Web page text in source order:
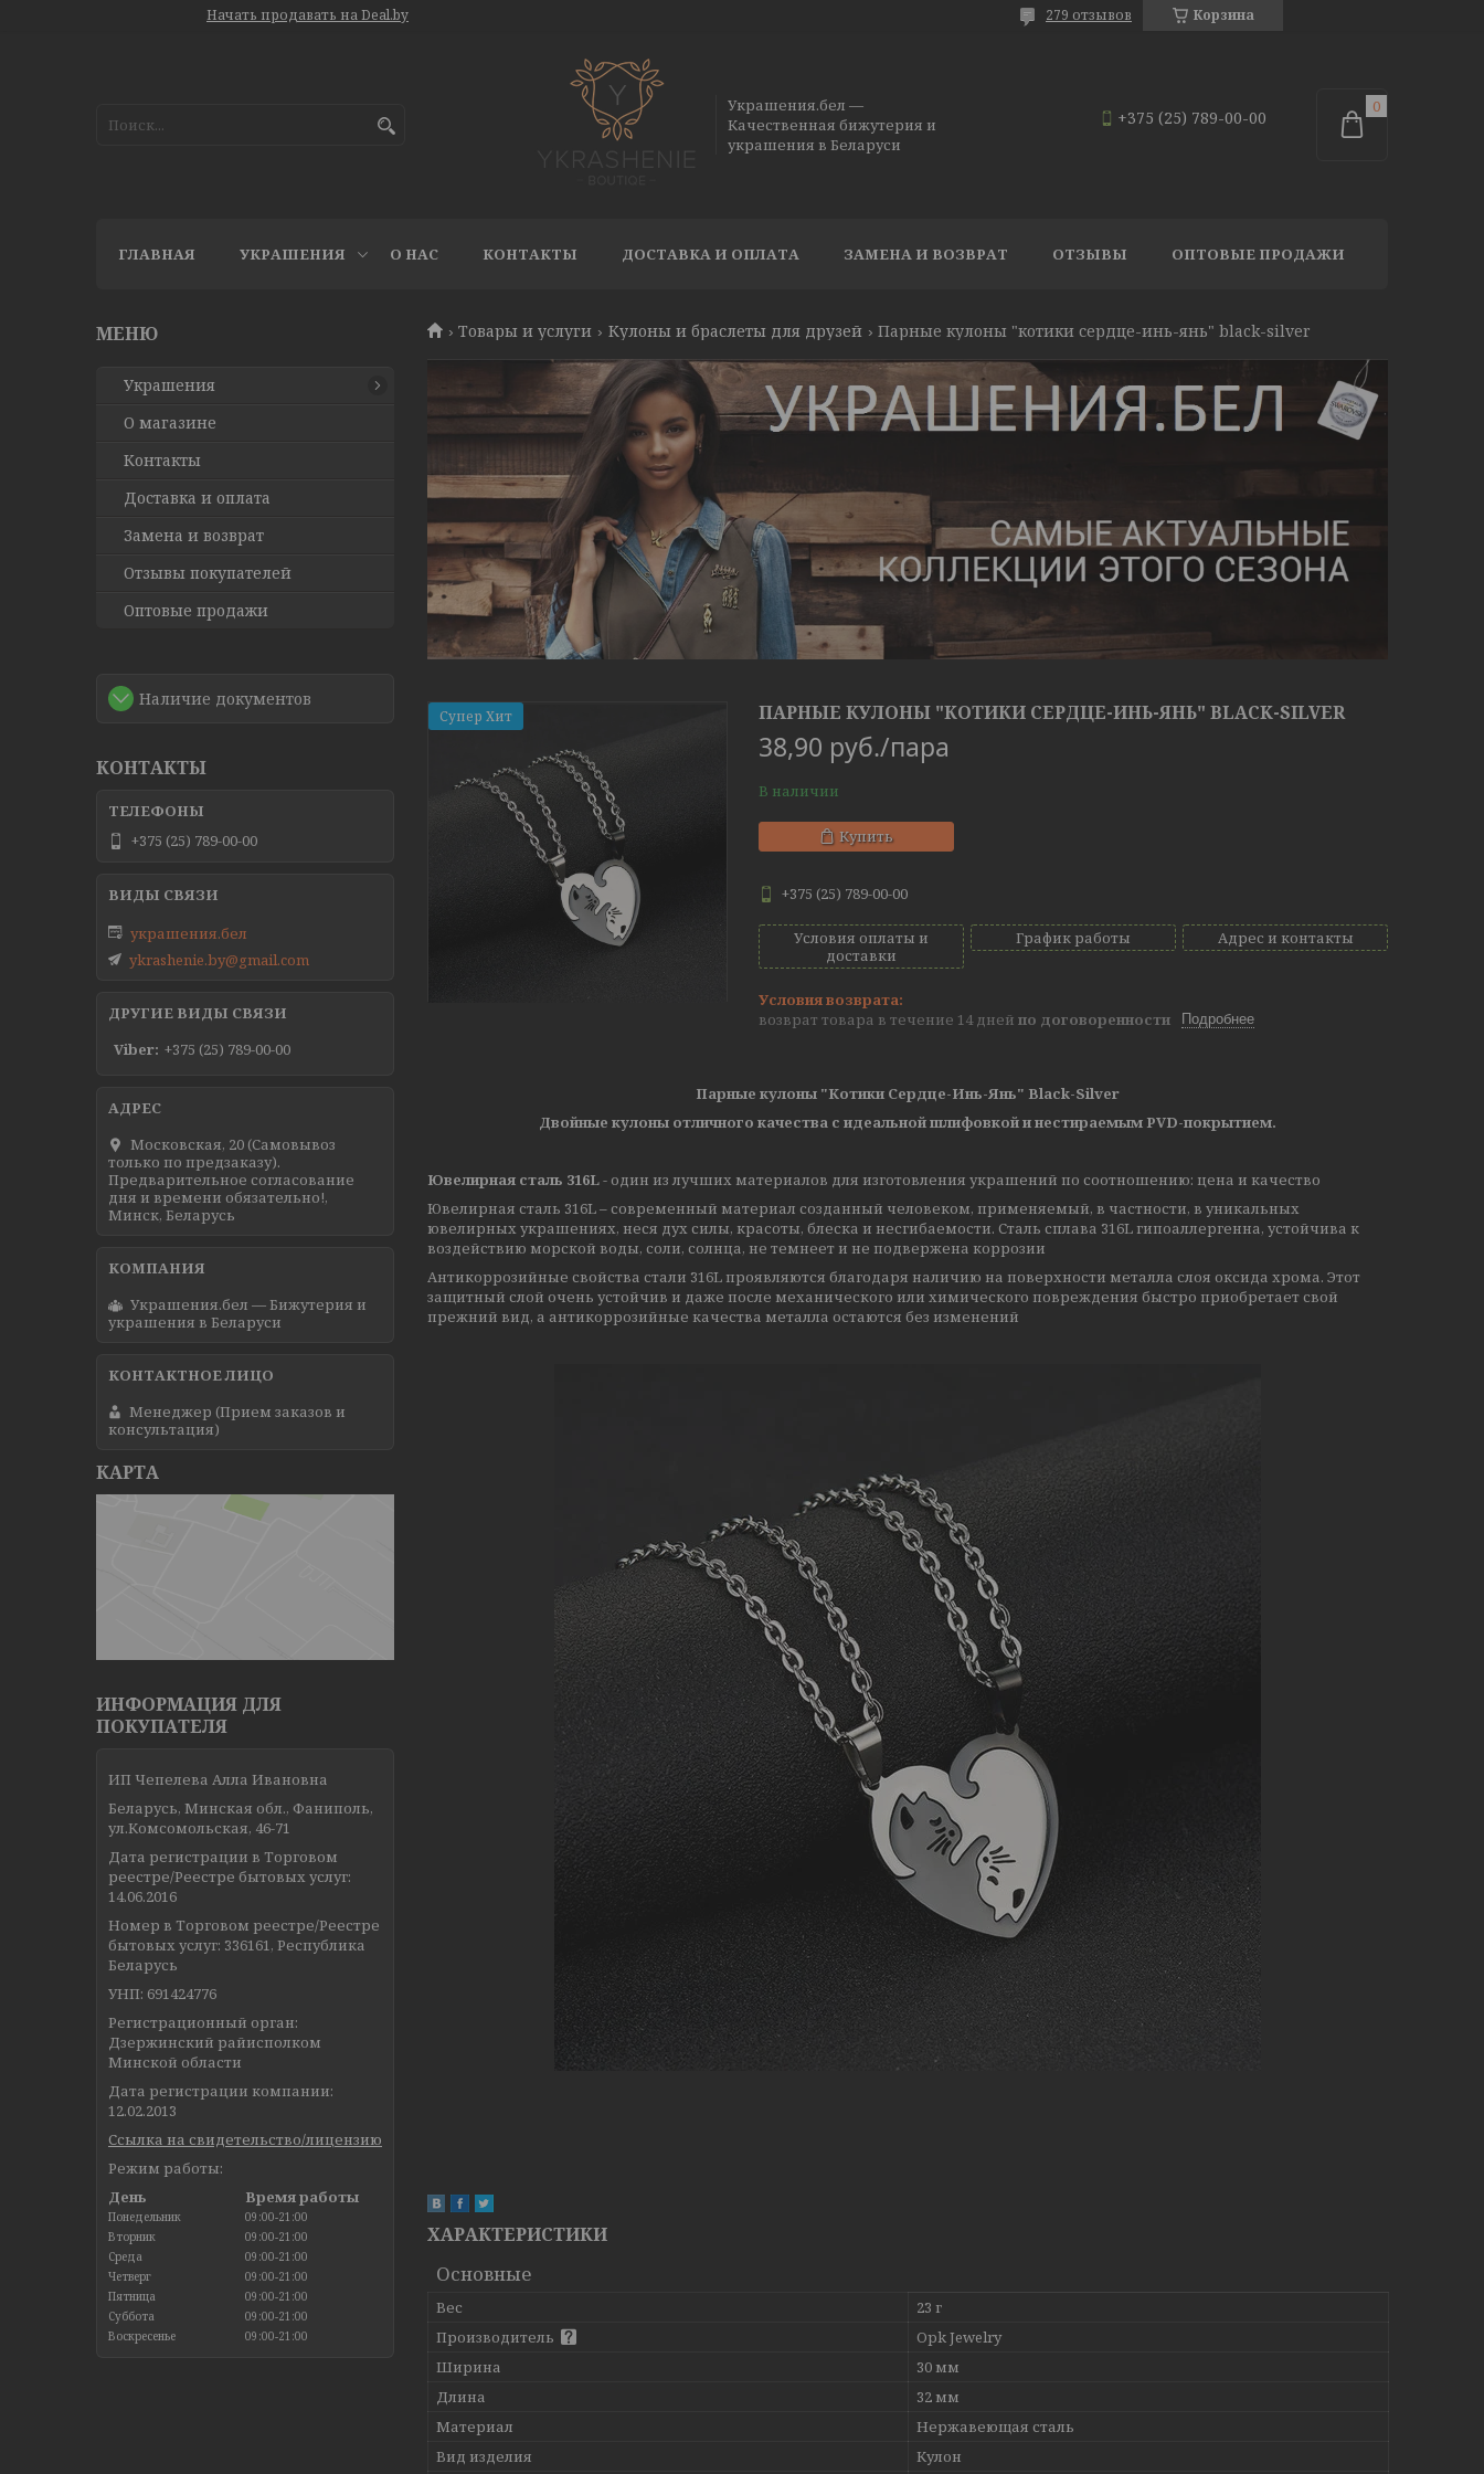
Начать продавать на Deal.by Корзина
279 отзывов
Украшения.бел —
Качественная бижутерия и
украшения в Беларуси
+375 (25) 789-00-00
ГЛАВНАЯ УКРАШЕНИЯ О НАС КОНТАКТЫ ДОСТАВКА И ОПЛАТА ЗАМЕНА И ВОЗВРАТ ОТЗЫВЫ ОПТОВЫЕ ПРОДАЖИ
Товары и услуги Кулоны и браслеты для друзей Парные кулоны "котики сердце-инь-янь" black-silver
Супер Хит ПАРНЫЕ КУЛОНЫ "КОТИКИ СЕРДЦЕ-ИНЬ-ЯНЬ" BLACK-SILVER
38,90 руб./пара
В наличии
Купить
+375 (25) 789-00-00
Условия оплаты и
доставки
График работы Адрес и контакты
возврат товара в течение 14 дней по договоренности Подробнее
Парные кулоны "Котики Сердце-Инь-Янь" Black-Silver
Двойные кулоны отличного качества с идеальной шлифовкой и нестираемым PVD-покрытием.
Ювелирная сталь 316L- один из лучших материалов для изготовления украшений по соотношению: цена и качество
Ювелирная сталь 316L – современный материал созданный человеком, применяемый, в частности, в уникальных
ювелирных украшениях, неся дух силы, красоты, блеска и несгибаемости. Сталь сплава 316L гипоаллергенна, устойчива к
воздействию морской воды, соли, солнца, не темнеет и не подвержена коррозии
Антикоррозийные свойства стали 316L проявляются благодаря наличию на поверхности металла слоя оксида хрома. Этот
защитный слой очень устойчив и даже после механического или химического повреждения быстро приобретает свой
прежний вид, а антикоррозийные качества металла остаются без изменений
ХАРАКТЕРИСТИКИ
Основные
Вес
23 г
Производитель
Opk Jewelry
Ширина
30 мм
Длина
32 мм
Материал
Нержавеющая сталь
Вид изделия
Кулон
Украшения
О магазине
Контакты
Доставка и оплата
Замена и возврат
Отзывы покупателей
Оптовые продажи
Наличие документов
КОНТАКТЫ
+375 (25) 789-00-00
украшения.бел
ykrashenie.by@gmail.com
ДРУГИЕ ВИДЫ СВЯЗИ
Viber +375 (25) 789-00-00
Московская, 20 (Самовывоз
только по предзаказу).
Предварительное согласование
дня и времени обязательно!,
Минск, Беларусь
Украшения.бел — Бижутерия и
украшения в Беларуси
Менеджер (Прием заказов и
консультация)
КАРТА
ИНФОРМАЦИЯ ДЛЯ
ПОКУПАТЕЛЯ
ИП Чепелева Алла Ивановна
Беларусь, Минская обл., Фаниполь,
ул.Комсомольская, 46-71
Дата регистрации в Торговом
реестре/Реестре бытовых услуг:
14.06.2016
Номер в Торговом реестре/Реестре
бытовых услуг: 336161, Республика
Беларусь
УНП: 691424776
Регистрационный орган:
Дзержинский райисполком
Минской области
Дата регистрации компании:
12.02.2013
Ссылка на свидетельство/лицензию
Режим работы:
День
Время работы
Понедельник
09:00-21:00
Вторник
09:00-21:00
Среда
09:00-21:00
Четверг
09:00-21:00
Пятница
09:00-21:00
Суббота
09:00-21:00
Воскресенье
09:00-21:00